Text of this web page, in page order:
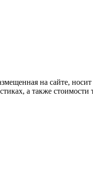
на сайте,
а также